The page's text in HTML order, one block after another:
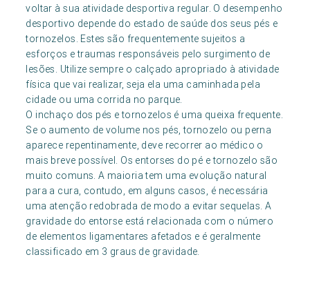
voltar à sua atividade desportiva regular. O desempenho
desportivo depende do estado de saúde dos seus pés e
tornozelos. Estes são frequentemente sujeitos a
esforços e traumas responsáveis pelo surgimento de
lesões. Utilize sempre o calçado apropriado à atividade
física que vai realizar, seja ela uma caminhada pela
cidade ou uma corrida no parque.
O inchaço dos pés e tornozelos é uma queixa frequente.
Se o aumento de volume nos pés, tornozelo ou perna
aparece repentinamente, deve recorrer ao médico o
mais breve possível. Os entorses do pé e tornozelo são
muito comuns. A maioria tem uma evolução natural
para a cura, contudo, em alguns casos, é necessária
uma atenção redobrada de modo a evitar sequelas. A
gravidade do entorse está relacionada com o número
de elementos ligamentares afetados e é geralmente
classificado em 3 graus de gravidade.